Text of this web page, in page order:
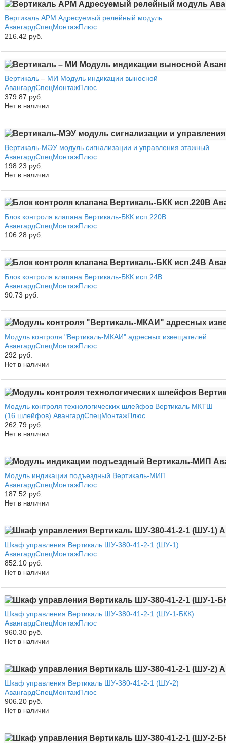
Вертикаль АРМ Адресуемый релейный модуль
АвангардСпецМонтажПлюс
216.42 руб.
Вертикаль – МИ Модуль индикации выносной
АвангардСпецМонтажПлюс
379.87 руб.
Нет в наличии
Вертикаль-МЭУ модуль сигнализации и управления этажный
АвангардСпецМонтажПлюс
198.23 руб.
Нет в наличии
Блок контроля клапана Вертикаль-БКК исп.220В
АвангардСпецМонтажПлюс
106.28 руб.
Блок контроля клапана Вертикаль-БКК исп.24В
АвангардСпецМонтажПлюс
90.73 руб.
Модуль контроля "Вертикаль-МКАИ" адресных извещателей
АвангардСпецМонтажПлюс
292 руб.
Нет в наличии
Модуль контроля технологических шлейфов Вертикаль МКТШ
(16 шлейфов) АвангардСпецМонтажПлюс
262.79 руб.
Нет в наличии
Модуль индикации подъездный Вертикаль-МИП
АвангардСпецМонтажПлюс
187.52 руб.
Нет в наличии
Шкаф управления Вертикаль ШУ-380-41-2-1 (ШУ-1)
АвангардСпецМонтажПлюс
852.10 руб.
Нет в наличии
Шкаф управления Вертикаль ШУ-380-41-2-1 (ШУ-1-БКК)
АвангардСпецМонтажПлюс
960.30 руб.
Нет в наличии
Шкаф управления Вертикаль ШУ-380-41-2-1 (ШУ-2)
АвангардСпецМонтажПлюс
906.20 руб.
Нет в наличии